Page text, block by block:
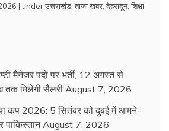
| underउत्तराखंड ताजा खबर देहरादून, शिक्षा
मैनेजर पदों पर भर्ती, 12 अगस्त से
मिलेगी सैलरी August 7, 2026
कप 2026: 5 सितंबर को दुबई में आमने-
पाकिस्तान August 7, 2026